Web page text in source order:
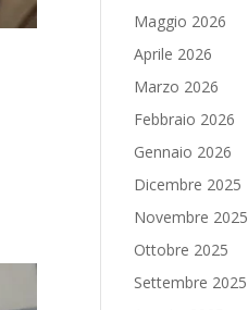
Maggio 2026
Aprile 2026
Marzo 2026
Febbraio 2026
Gennaio 2026
Dicembre 2025
Novembre 2025
Ottobre 2025
Settembre 2025